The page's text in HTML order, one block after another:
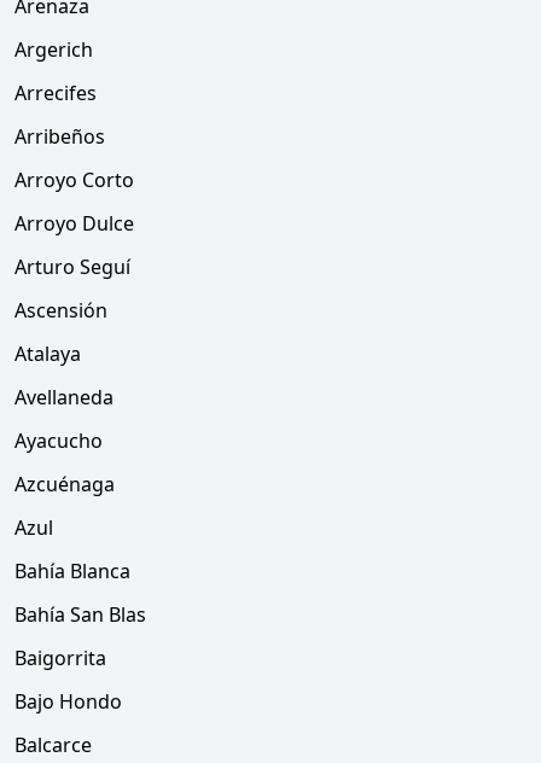
Arenaza
Argerich
Arrecifes
Arribeños
Arroyo Corto
Arroyo Dulce
Arturo Seguí
Ascensión
Atalaya
Avellaneda
Ayacucho
Azcuénaga
Azul
Bahía Blanca
Bahía San Blas
Baigorrita
Bajo Hondo
Balcarce